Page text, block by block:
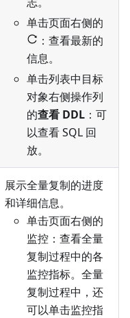
单击页面右侧的
：查看最新的
信息。
单击列表中目标
对象右侧操作列
的查看 DDL ：可
以查看 SQL 回
放。
展示全量复制的进度
和详细信息。
单击页面右侧的
监控：查看全量
复制过程中的各
监控指标。全量
复制过程中，还
可以单击监控指